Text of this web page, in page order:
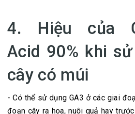
4. Hiệu của
Acid 90% khi
cây có múi
- Có thể sử dụng GA3 ở các giai
đoạn cây ra hoa, nuôi quả hay